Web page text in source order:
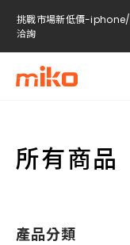
挑戰市場新低價-iphone/
洽詢
挑戰市場新低價-
洽詢
挑戰市場新低價-
所有商品
產品分類